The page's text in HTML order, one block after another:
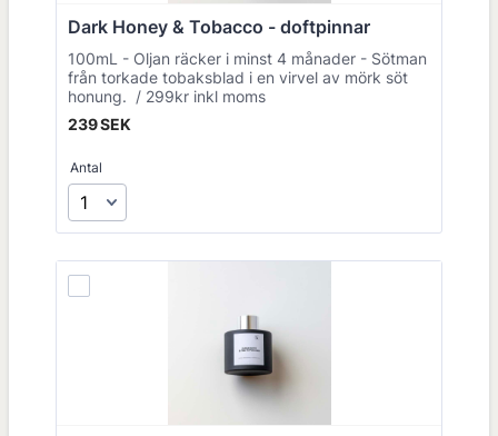
Dark Honey & Tobacco - doftpinnar
100mL - Oljan räcker i minst 4 månader - Sötman
från torkade tobaksblad i en virvel av mörk söt
honung. / 299kr inkl moms
239 SEK
239SEK
Antal